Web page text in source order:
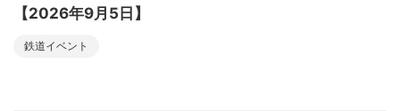
【2026年9月5日】
鉄道イベント